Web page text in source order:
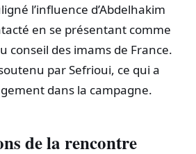
l’influence d’Abdelhakim
en se présentant comme
conseil des imams de France.
par Sefrioui, ce qui a
dans la campagne.
de la rencontre